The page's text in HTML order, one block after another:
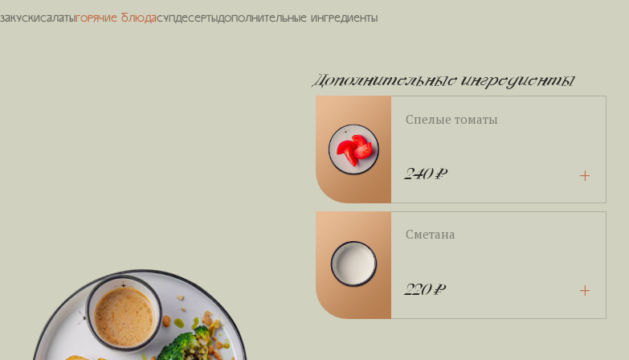
ЗакускиСалатыГорячие блюдаСупдесертыДополнительные ингредиенты
Дополнительные ингредиенты
Спелые томаты
240 ₽ +
Сметана
220 ₽ +